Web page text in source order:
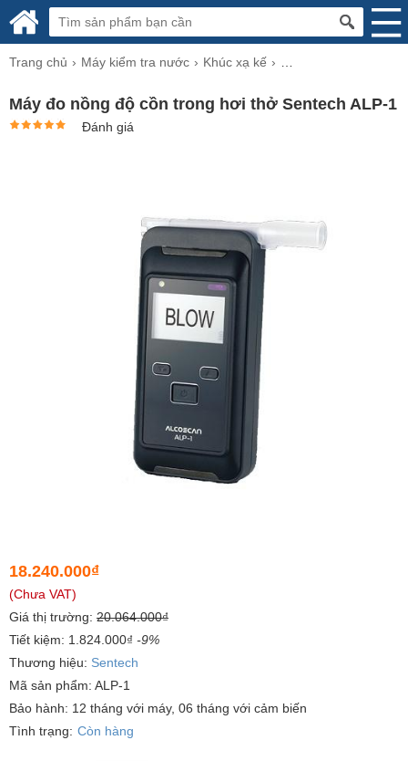
Trang chủ Máy kiểm tra nước Khúc xạ kế
Máy đo nồng độ cồn trong hơi thở Sentech ALP-1
Đánh giá
18.240.000₫
(Chưa VAT)
Giá thị trường: 20.064.000₫
Tiết kiệm: 1.824.000₫ -9%
Thương hiệu: Sentech
Mã sản phẩm: ALP-1
Bảo hành: 12 tháng với máy, 06 tháng với cảm biến
Tình trạng: Còn hàng